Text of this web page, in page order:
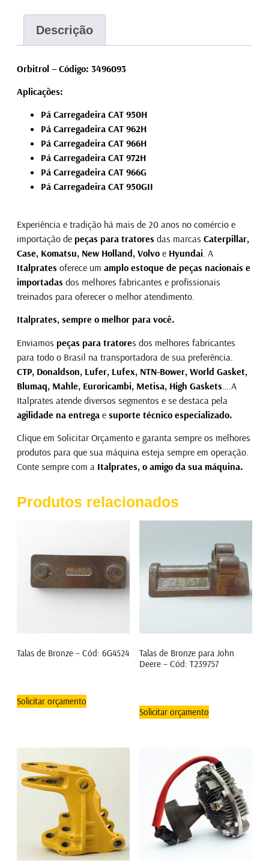
Descrição
Orbitrol – Código: 3496093
Aplicações:
Pá Carregadeira CAT 950H
Pá Carregadeira CAT 962H
Pá Carregadeira CAT 966H
Pá Carregadeira CAT 972H
Pá Carregadeira CAT 966G
Pá Carregadeira CAT 950GII
Experiência e tradição há mais de 20 anos no comércio e
importação de peças para tratoresdas marcas Caterpillar,
Case, Komatsu, New Holland, Volvo eHyundai. A
Italpratesoferece um amplo estoque de peças nacionais e
importadasdos melhores fabricantes e profissionais
treinados para oferecer o melhor atendimento.
Italprates, sempre o melhor para você.
Enviamos peças para tratores dos melhores fabricantes
para todo o Brasil na transportadora de sua preferência.
CTP, Donaldson, Lufer, Lufex, NTN-Bower, World Gasket,
Blumaq, Mahle, Euroricambi, Metisa, High Gaskets….A
Italprates atende diversos segmentos e se destaca pela
agilidade na entregae suporte técnico especializado.
Clique em Solicitar Orçamento e garanta sempre os melhores
produtos para que sua máquina esteja sempre em operação.
Conte sempre com a Italprates, o amigo da sua máquina.
Produtos relacionados
Talas de Bronze – Cód: 6G4524
Solicitar orçamento
Talas de Bronze para John
Deere – Cód: T239757
Solicitar orçamento